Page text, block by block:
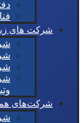
شرکت های
شرکت‌های